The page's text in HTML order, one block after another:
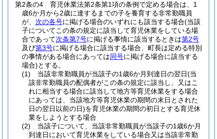
第2条の4
育児休業法第2条第1項の条例で定める場合は、1
歳6か月から2歳に達するまでの子を養育する非常勤職員
が、 次の各号に掲げる場合のいずれにも該当する場合(当該
子についてこの条の規定に該当して育児休業をしている場
合であって次条第7号に掲げる事情に該当するときは第2号
及び第3号に掲げる場合に該当する場合、町長は定める特別
の事情がある場合にあっては同号に掲げる場合に該当する
場合)とする。
(1)
当該非常勤職員が当該子の1歳6か月到達日の翌日(当
該非常勤職員の配偶者がこの条の規定に該当し、又はこ
れに相当する場合に該当して地方等育児休業をする場合
にあっては、当該地方等育児休業の期間の末日とされた
日の翌日以前の日)を育児休業の期間の初日とする育児休
業をしようとする場合
(2)
当該子について、当該非常勤職員が当該子の1歳6か月
到達日において育児休業をしている場合又は当該非常勤